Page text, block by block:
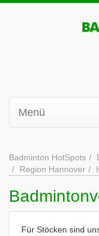
Menü
Badminton HotSpots
Region Hannover
Für Stöcken sind